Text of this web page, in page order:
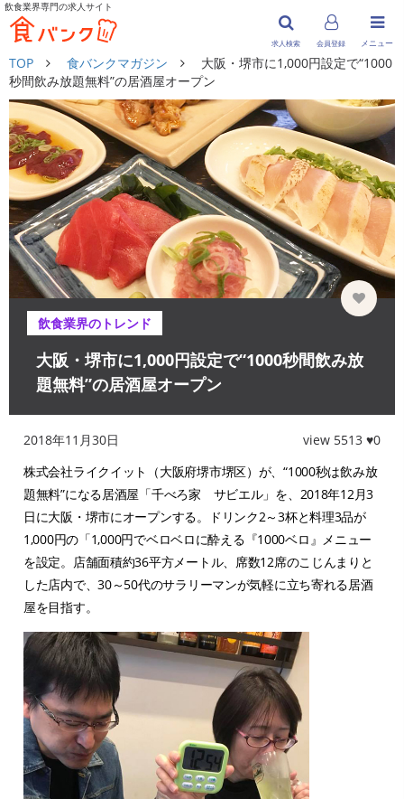
飲食業界専門の求人サイト
メニュー
会員登録
求人検索
TOP 食バンクマガジン
大阪・堺市に1,000円設定で“1000
秒間飲み放題無料”の居酒屋オープン
飲食業界のトレンド
大阪・堺市に1,000円設定で“1000秒間飲み放
題無料”の居酒屋オープン
2018年11月30日
view 5513 ♥0
株式会社ライクイット（大阪府堺市堺区）が、“1000秒は飲み放
題無料”になる居酒屋「千べろ家 サビエル」を、2018年12月3
日に大阪・堺市にオープンする。ドリンク2～3杯と料理3品が
1,000円の「1,000円でベロベロに酔える『1000ベロ』メニュー
を設定。店舗面積約36平方メートル、席数12席のこじんまりと
した店内で、30～50代のサラリーマンが気軽に立ち寄れる居酒
屋を目指す。